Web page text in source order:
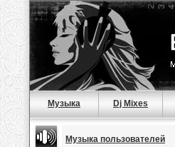
Музыка Dj Mixes
Музыка пользователей